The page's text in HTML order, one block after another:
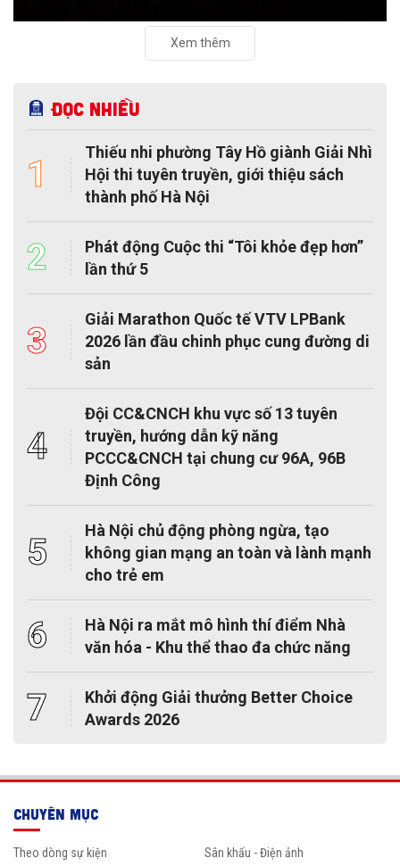
Xem thêm
Đọc nhiều
1
Thiếu nhi phường Tây Hồ giành Giải Nhì
Hội thi tuyên truyền, giới thiệu sách
thành phố Hà Nội
2
Phát động Cuộc thi “Tôi khỏe đẹp hơn”
lần thứ 5
3
Giải Marathon Quốc tế VTV LPBank
2026 lần đầu chinh phục cung đường di
sản
4
Đội CC&CNCH khu vực số 13 tuyên
truyền, hướng dẫn kỹ năng
PCCC&CNCH tại chung cư 96A, 96B
Định Công
5
Hà Nội chủ động phòng ngừa, tạo
không gian mạng an toàn và lành mạnh
cho trẻ em
6
Hà Nội ra mắt mô hình thí điểm Nhà
văn hóa - Khu thể thao đa chức năng
7
Khởi động Giải thưởng Better Choice
Awards 2026
CHUYÊN MỤC
Theo dòng sự kiện Sân khấu - Điện ảnh